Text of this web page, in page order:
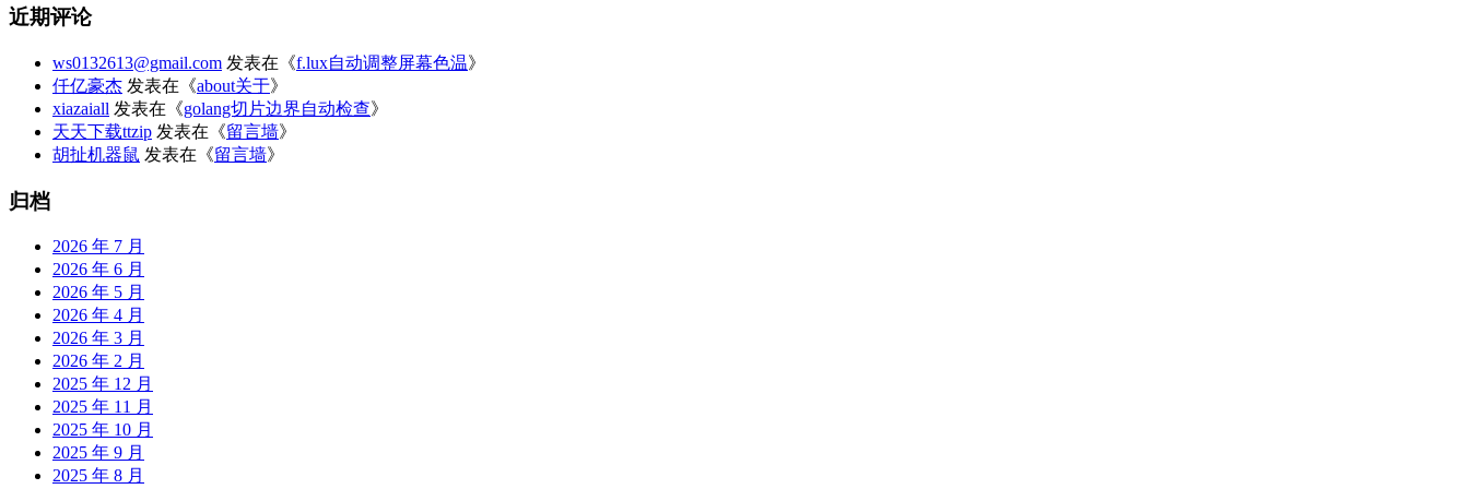
近期评论
ws0132613@gmail.com 发表在《f.lux自动调整屏幕色温》
仟亿豪杰 发表在《about关于》
xiazaiall 发表在《golang切片边界自动检查》
天天下载ttzip 发表在《留言墙》
胡扯机器鼠 发表在《留言墙》
归档
2026 年 7 月
2026 年 6 月
2026 年 5 月
2026 年 4 月
2026 年 3 月
2026 年 2 月
2025 年 12 月
2025 年 11 月
2025 年 10 月
2025 年 9 月
2025 年 8 月